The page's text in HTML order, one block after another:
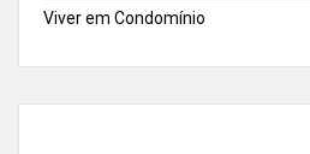
Viver em Condomínio